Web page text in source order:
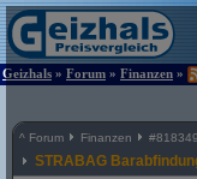
Geizhals » Forum » Finanzen »
^ Forum Finanzen #
STRABAG